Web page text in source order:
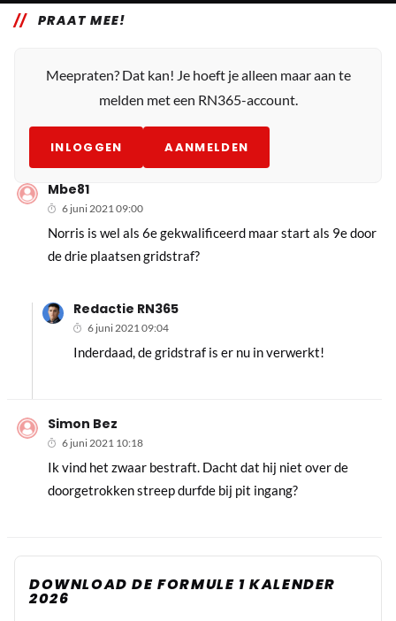
PRAAT MEE!
Meepraten? Dat kan! Je hoeft je alleen maar aan te
melden met een RN365-account.
INLOGGEN AANMELDEN
Mbe81
6 juni 2021 09:00
Norris is wel als 6e gekwalificeerd maar start als 9e door
de drie plaatsen gridstraf?
Redactie RN365
6 juni 2021 09:04
Inderdaad, de gridstraf is er nu in verwerkt!
Simon Bez
6 juni 2021 10:18
Ik vind het zwaar bestraft. Dacht dat hij niet over de
doorgetrokken streep durfde bij pit ingang?
DOWNLOAD DE FORMULE 1 KALENDER
2026